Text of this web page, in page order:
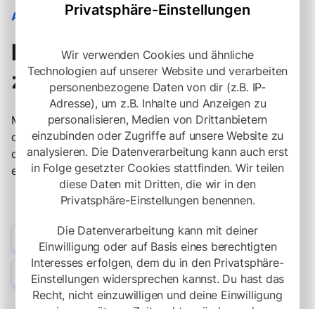
AUTOMATISIERUNG
Mach Routineaufgaben
zum Kinderspiel.
Mehr Zeit für das Wesentliche: Einstellen. Lass Systeme
die administrative Arbeit erledigen, und konzentriere
dich darauf, die besten Talente zu finden und
einzustellen.
Automatische Aktionen
Phasenspezifische Aktionen für Bewerber ausführen.
E-Mail Trigger
Automatisch Mails versenden, wenn Bewerber eine Phase
erreichen.
Privatsphäre-Einstellungen
Wir verwenden Cookies und ähnliche
Technologien auf unserer Website und verarbeiten
personenbezogene Daten von dir (z.B. IP-
Adresse), um z.B. Inhalte und Anzeigen zu
personalisieren, Medien von Drittanbietern
einzubinden oder Zugriffe auf unsere Website zu
analysieren. Die Datenverarbeitung kann auch erst
in Folge gesetzter Cookies stattfinden. Wir teilen
diese Daten mit Dritten, die wir in den
Privatsphäre-Einstellungen benennen.
Die Datenverarbeitung kann mit deiner
Einwilligung oder auf Basis eines berechtigten
Interesses erfolgen, dem du in den Privatsphäre-
Einstellungen widersprechen kannst. Du hast das
Recht, nicht einzuwilligen und deine Einwilligung